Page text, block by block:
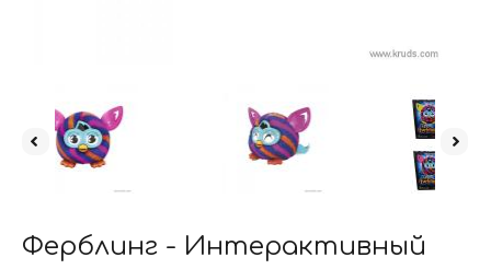
Ферблинг - Интерактивный